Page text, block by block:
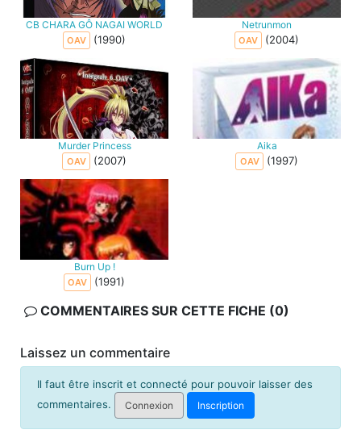
CB CHARA GÔ NAGAI WORLD
OAV (1990)
Netrunmon
OAV (2004)
Murder Princess
OAV (2007)
Aika
OAV (1997)
Burn Up !
OAV (1991)
COMMENTAIRES SUR CETTE FICHE (0)
Laissez un commentaire
Il faut être inscrit et connecté pour pouvoir laisser des
commentaires.
Connexion Inscription